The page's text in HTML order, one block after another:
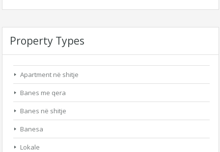
Property Types
Apartment në shitje
Banes me qera
Banes në shitje
Banesa
Lokale